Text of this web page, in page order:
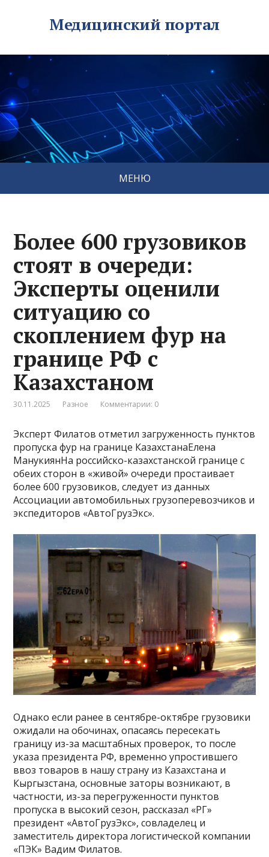
Медицинский портал
МЕНЮ
Более 600 грузовиков
стоят в очереди:
Эксперты оценили
ситуацию со
скоплением фур на
границе РФ с
Казахстаном
30.11.2025 Разное Комментарии: 0
Эксперт Филатов отметил загруженность пунктов
пропуска фур на границе КазахстанаЕлена
МанукиянНа российско-казахстанской границе с
обеих сторон в «живой» очереди простаивает
более 600 грузовиков, следует из данных
Ассоциации автомобильных грузоперевозчиков и
экспедиторов «АвтоГрузЭкс».
Однако если ранее в сентябре-октябре грузовики
ожидали на обочинах, опасаясь пересекать
границу из-за масштабных проверок, то после
указа президента РФ, временно упростившего
ввоз товаров в нашу страну из Казахстана и
Кыргызстана, основные заторы возникают, в
частности, из-за перегруженности пунктов
пропуска в высокий сезон, рассказал «РГ»
президент «АвтоГрузЭкс», совладелец и
заместитель директора логистической компании
«ПЭК» Вадим Филатов.